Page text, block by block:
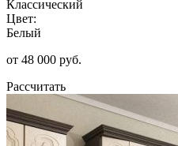
Классический
Цвет:
Белый
от 48 000 руб.
Рассчитать